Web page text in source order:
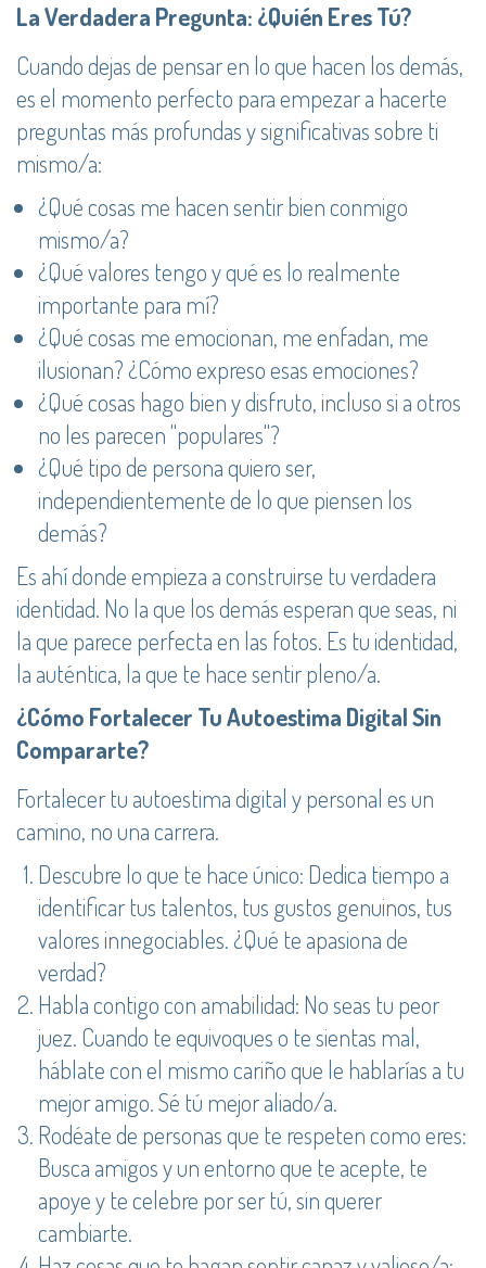
La Verdadera Pregunta: ¿Quién Eres Tú?
Cuando dejas de pensar en lo que hacen los demás,
es el momento perfecto para empezar a hacerte
preguntas más profundas y significativas sobre ti
mismo/a:
¿Qué cosas me hacen sentir bien conmigo
mismo/a?
¿Qué valores tengo y qué es lo realmente
importante para mí?
¿Qué cosas me emocionan, me enfadan, me
ilusionan? ¿Cómo expreso esas emociones?
¿Qué cosas hago bien y disfruto, incluso si a otros
no les parecen "populares"?
¿Qué tipo de persona quiero ser,
independientemente de lo que piensen los
demás?
Es ahí donde empieza a construirse tu verdadera
identidad. No la que los demás esperan que seas, ni
la que parece perfecta en las fotos. Es tu identidad,
la auténtica, la que te hace sentir pleno/a.
¿Cómo Fortalecer Tu Autoestima Digital Sin
Compararte?
Fortalecer tu autoestima digital y personal es un
camino, no una carrera.
Descubre lo que te hace único: Dedica tiempo a
identificar tus talentos, tus gustos genuinos, tus
valores innegociables. ¿Qué te apasiona de
verdad?
Habla contigo con amabilidad: No seas tu peor
juez. Cuando te equivoques o te sientas mal,
háblate con el mismo cariño que le hablarías a tu
mejor amigo. Sé tú mejor aliado/a.
Rodéate de personas que te respeten como eres:
Busca amigos y un entorno que te acepte, te
apoye y te celebre por ser tú, sin querer
cambiarte.